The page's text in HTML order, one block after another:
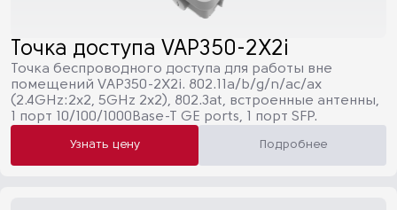
Точка доступа VAP350-2X2i
Точка беспроводного доступа для работы вне
помещений VAP350-2X2i. 802.11a/b/g/n/ac/ax
(2.4GHz:2х2, 5GHz 2x2), 802.3at, встроенные антенны,
1 порт 10/100/1000Base-T GE ports, 1 порт SFP.
Узнать цену Подробнее